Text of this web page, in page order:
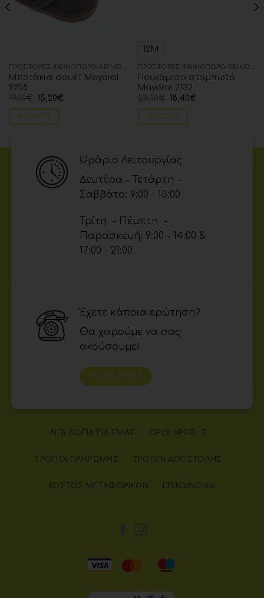
Μποτάκια σουέτ Mayoral
9208
19,00€ 15,20€
ΕΠΙΛΟΓΉ
12Μ
Πουκάμισο σταμπωτό
Mayoral 2132
23,00€ 18,40€
ΕΠΙΛΟΓΉ
Ωράριο Λειτουργίας
Δευτέρα - Τετάρτη -
Σαββάτο: 9:00 - 15:00
Τρίτη - Πέμπτη -
Παρασκευή: 9:00 - 14:00 &
17:00 - 21:00
Έχετε κάποια ερώτηση?
Θα χαρούμε να σας
ακούσουμε!
210 58 22 015
ΛΊΓΑ ΛΌΓΙΑ ΓΙΑ ΕΜΆΣ ΌΡΟΙ ΧΡΉΣΗΣ
ΤΡΌΠΟΙ ΠΛΗΡΩΜΉΣ ΤΡΌΠΟΙ ΑΠΟΣΤΟΛΉΣ
ΚΌΣΤΟΣ ΜΕΤΑΦΟΡΙΚΏΝ ΕΠΙΚΟΙΝΩΝΊΑ